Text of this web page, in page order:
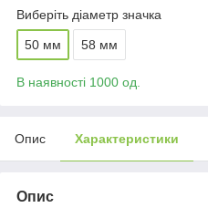
Виберіть діаметр значка
50 мм 58 мм
В наявності 1000 од.
Опис Характеристики
Опис